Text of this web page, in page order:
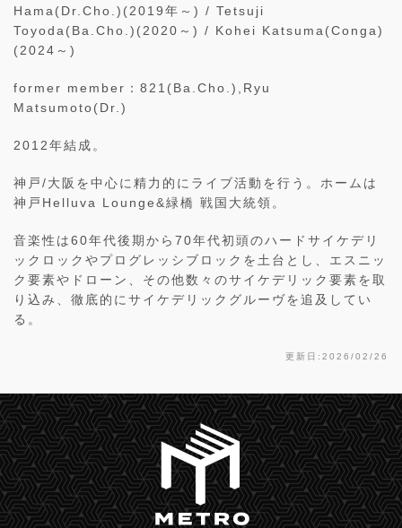
Hama(Dr.Cho.)(2019年～) / Tetsuji
Toyoda(Ba.Cho.)(2020～) / Kohei Katsuma(Conga)
(2024～)
former member：821(Ba.Cho.),Ryu
Matsumoto(Dr.)
2012年結成。
神戸/大阪を中心に精力的にライブ活動を行う。ホームは
神戸Helluva Lounge&緑橋 戦国大統領。
音楽性は60年代後期から70年代初頭のハードサイケデリ
ックロックやプログレッシブロックを土台とし、エスニッ
ク要素やドローン、その他数々のサイケデリック要素を取
り込み、徹底的にサイケデリックグルーヴを追及してい
る。
更新日:2026/02/26